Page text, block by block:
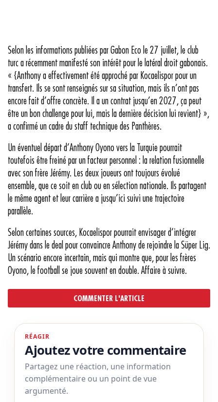
Selon les informations publiées par Gabon Eco le 27 juillet, le club
turc a récemment manifesté son intérêt pour le latéral droit gabonais.
« {Anthony a effectivement été approché par Kocaelispor pour un
transfert. Ils se sont renseignés sur sa situation, mais ils n’ont pas
encore fait d’offre concrète. Il a un contrat jusqu’en 2027, ça peut
être un bon challenge pour lui, mais la dernière décision lui revient} »,
a confirmé un cadre du staff technique des Panthères.
Un éventuel départ d’Anthony Oyono vers la Turquie pourrait
toutefois être freiné par un facteur personnel : la relation fusionnelle
avec son frère Jérémy. Les deux joueurs ont toujours évolué
ensemble, que ce soit en club ou en sélection nationale. Ils partagent
le même agent et leur carrière a jusqu’ici suivi une trajectoire
parallèle.
Selon certaines sources, Kocaelispor pourrait envisager d’intégrer
Jérémy dans le deal pour convaincre Anthony de rejoindre la Süper Lig.
Un scénario encore incertain, mais qui montre que, pour les frères
Oyono, le football se joue souvent en double. Affaire à suivre.
COMMENTER L'ARTICLE
RÉAGIR
Ajoutez votre commentaire
Partagez une réaction, une information
complémentaire ou un point de vue
argumenté.